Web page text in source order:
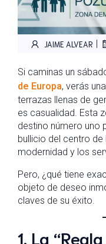
JAIME ALVEAR
Si caminas un
de Europa, verás
terrazas llenas de
es casualidad. Esta
destino número uno
bullicio del centro de
modernidad y los
Pero, ¿qué tiene
objeto de deseo
claves de su éxito.
1. La